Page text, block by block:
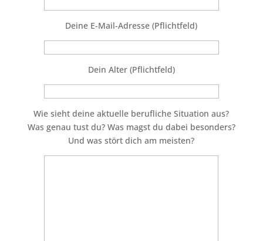
Deine E-Mail-Adresse (Pflichtfeld)
Dein Alter (Pflichtfeld)
Wie sieht deine aktuelle berufliche Situation aus?
Was genau tust du? Was magst du dabei besonders?
Und was stört dich am meisten?